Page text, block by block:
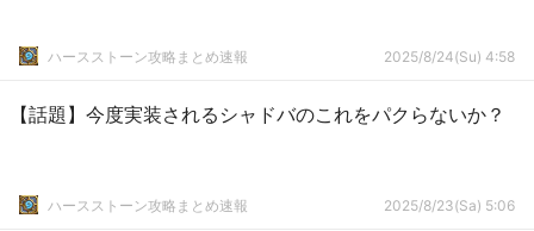
ハースストーン攻略まとめ速報 2025/8/24(Su) 4:58
【話題】今度実装されるシャドバのこれをパクらないか？
ハースストーン攻略まとめ速報 2025/8/23(Sa) 5:06